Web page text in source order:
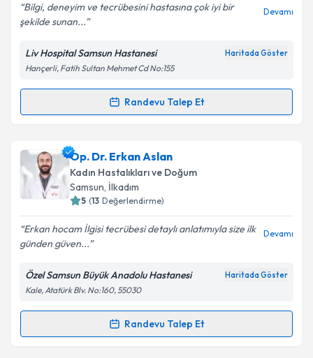
Kişisel verilerimin işlenmesine ilişkin
Aydınlatma
Metni'ni okudum ve kişisel verilerimin belirtilen
kapsamda işlenmesini kabul ediyorum.
Bilgi, deneyim ve tecrübesini hastasına çok iyi bir
şekilde sunan...
Devamı
Liv Hospital Samsun Hastanesi Haritada Göster
Hançerli, Fatih Sultan Mehmet Cd No:155
Randevu Talep Et
Randevu Takvimi Talebi
Op. Dr. Sami Şahiniçin randevu takvimi talebi
oluşturun. Size bu uzmandan randevu almanız için bir
takvim hazırlandığında e-posta ile bilgilendireceğiz.
Kişisel verilerimin işlenmesine ilişkin
Aydınlatma
Metni'ni okudum ve kişisel verilerimin belirtilen
kapsamda işlenmesini kabul ediyorum.
Op. Dr. Erkan Aslan
Kadın Hastalıkları ve Doğum
Samsun, İlkadım
5 (13 Değerlendirme)
Erkan hocam İlgisi tecrübesi detaylı anlatımıyla size ilk
günden güven...
Devamı
Özel Samsun Büyük Anadolu Hastanesi Haritada Göster
Kale, Atatürk Blv. No:160, 55030
Randevu Talep Et
Randevu Takvimi Talebi